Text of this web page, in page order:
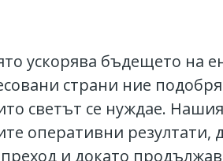
ускорява бъдещето на
страни ние
светът се нуждае.
оперативни резултати,
и докато